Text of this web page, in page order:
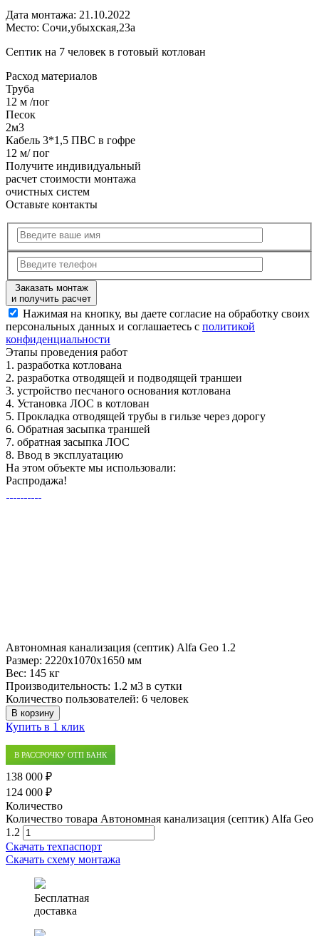
Дата монтажа: 21.10.2022
Место: Сочи,убыхская,23а
Септик на 7 человек в готовый котлован
Расход материалов
Труба
12 м /пог
Песок
2м3
Кабель 3*1,5 ПВС в гофре
12 м/ пог
Получите индивидуальный
расчет стоимости монтажа
очистных систем
Оставьте контакты
Заказать монтаж
и получить расчет
Нажимая на кнопку, вы даете согласие на обработку своих
персональных данных и соглашаетесь с политикой
конфиденциальности
Этапы проведения работ
1. разработка котлована
2. разработка отводящей и подводящей траншеи
3. устройство песчаного основания котлована
4. Установка ЛОС в котлован
5. Прокладка отводящей трубы в гильзе через дорогу
6. Обратная засыпка траншей
7. обратная засыпка ЛОС
8. Ввод в эксплуатацию
На этом объекте мы использовали:
Распродажа!
Автономная канализация (септик) Alfa Geo 1.2
Размер: 2220x1070x1650 мм
Вес: 145 кг
Производительность: 1.2 м3 в сутки
Количество пользователей: 6 человек
В корзину
Купить в 1 клик
В РАССРОЧКУ ОТП БАНК
138 000 ₽
124 000 ₽
Количество
Количество товара Автономная канализация (септик) Alfa Geo
1.2
Скачать техпаспорт
Скачать схему монтажа
Бесплатная
доставка